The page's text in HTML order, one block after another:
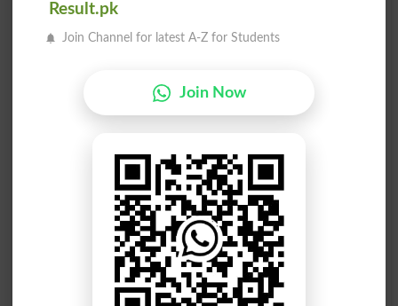
بے قاعدہ خلاف قاعدہ
خلاف قاعدہ باقاعدہ نہیں
باقاعدہ بنانا
Normalization
اونچا باقاعدہ
Above Normal
جس طرح قاعدہ ہے
As Is The Custom
باقاعدہ تجاویز
Normal Deviation
Result.pk
Join Channel for latest A-Z for Students
Join Now